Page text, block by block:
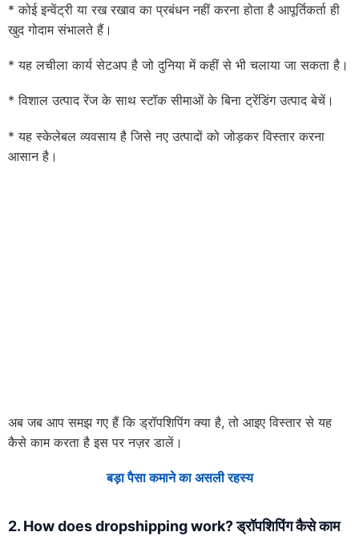
* कोई इन्वेंट्री या रख रखाव का प्रबंधन नहीं करना होता है आपूर्तिकर्ता ही
खुद गोदाम संभालते हैं।
* यह लचीला कार्य सेटअप है जो दुनिया में कहीं से भी चलाया जा सकता है।
* विशाल उत्पाद रेंज के साथ स्टॉक सीमाओं के बिना ट्रेंडिंग उत्पाद बेचें।
* यह स्केलेबल व्यवसाय है जिसे नए उत्पादों को जोड़कर विस्तार करना
आसान है।
अब जब आप समझ गए हैं कि ड्रॉपशिपिंग क्या है, तो आइए विस्तार से यह
कैसे काम करता है इस पर नज़र डालें।
बड़ा पैसा कमाने का असली रहस्य
2. How does dropshipping work? ड्रॉपशिपिंग कैसे काम